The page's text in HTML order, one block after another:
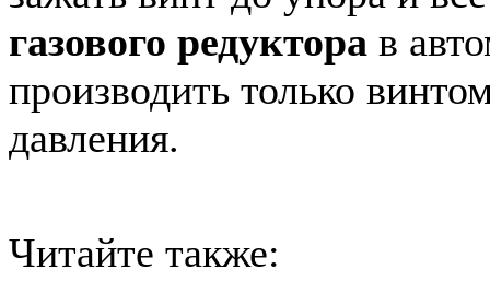
газового редуктора в
производить только
давления.
Читайте также: